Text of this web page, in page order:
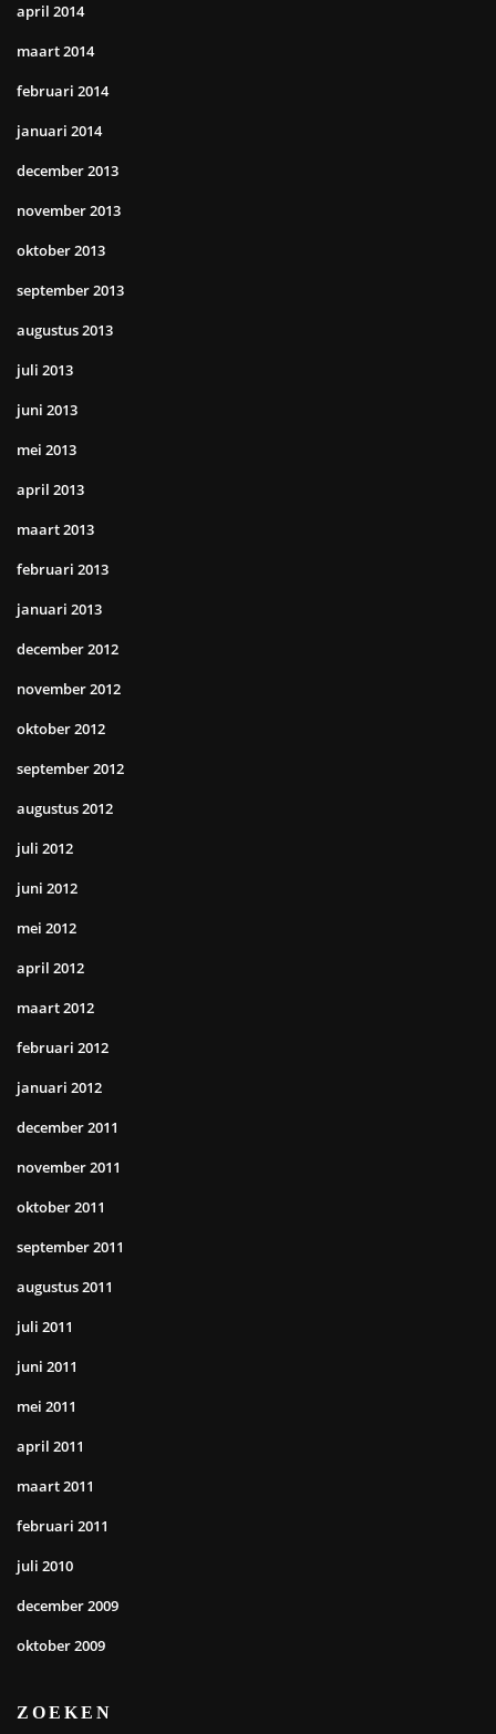
april 2014
maart 2014
februari 2014
januari 2014
december 2013
november 2013
oktober 2013
september 2013
augustus 2013
juli 2013
juni 2013
mei 2013
april 2013
maart 2013
februari 2013
januari 2013
december 2012
november 2012
oktober 2012
september 2012
augustus 2012
juli 2012
juni 2012
mei 2012
april 2012
maart 2012
februari 2012
januari 2012
december 2011
november 2011
oktober 2011
september 2011
augustus 2011
juli 2011
juni 2011
mei 2011
april 2011
maart 2011
februari 2011
juli 2010
december 2009
oktober 2009
ZOEKEN